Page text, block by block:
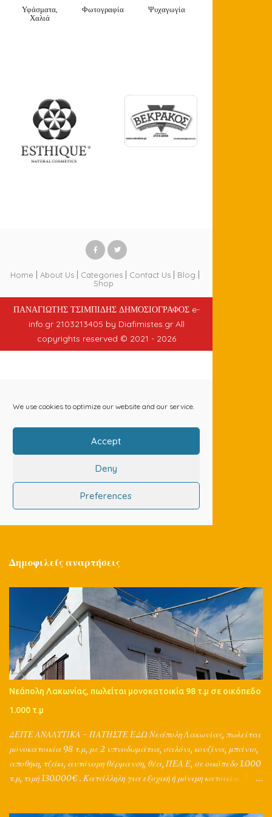
Δημοφιλείς αναρτήσεις
Νεάπολη Λακωνίας, πωλείται μονοκατοικία 98 τ.μ σε οικόπεδο
1.000 τ.μ
ΔΕΙΤΕ ΑΝΑΛΥΤΙΚΑ - ΠΑΤΗΣΤΕ ΕΔΩ Νεάπολη Λακωνίας, πωλείται
μονοκατοικία 98 τ.μ, με 2 υπνοδωμάτια, σαλόνι, κουζίνα, μπάνιο,
αποθήκη, τζάκι, αυτόνομη θέρμανση, θέα, ΠΕΑ Ε, σε οικόπεδο 1.000
τ.μ, τιμή 130.000€ . Κατάλληλη για εξοχική ή μόνιμη κατοικία. Τα